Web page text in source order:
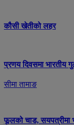
कौसी खेतीको लहर
प्रणय दिवसमा भारतीय
सीमा तामाङ
फूलको चाड, सयपत्रीमा